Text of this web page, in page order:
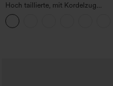
Hoch taillierte, mit Kordelzug
versehene, leinenähnlich
geschnittene, lässige Hose in
Größen mit Taschen